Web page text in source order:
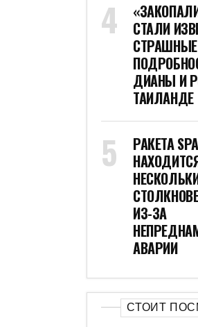
СТАЛИ
СТРАШНЫЕ
ДИАНЫ И
ТАИЛАНДЕ
РАКЕТА
ИЗ-ЗА
АВАРИИ
СТОИТ